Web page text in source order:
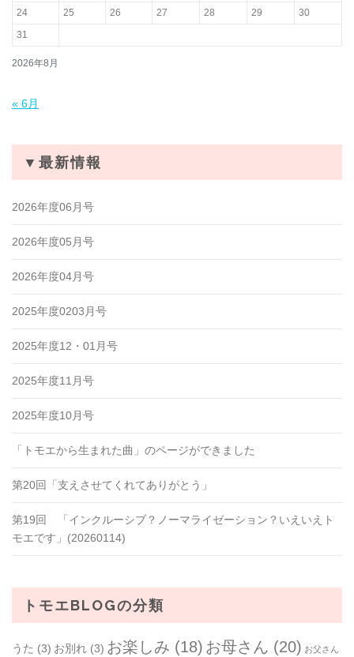
2026年8月
24
25 26 27 28 29
30
31
« 6月
▼最新情報
2026年度06月号
2026年度05月号
2026年度04月号
2025年度0203月号
2025年度12・01月号
2025年度11月号
2025年度10月号
「トモエから生まれた曲」のページができました
第20回「支えさせてくれてありがとう」
第19回 「インクルーシブ？ノーマライゼーション？いえいえト
モエです」(20260114)
トモエBLOGの分類
うた (3) お別れ (3) お楽しみ (18) お母さん (20) お父さん